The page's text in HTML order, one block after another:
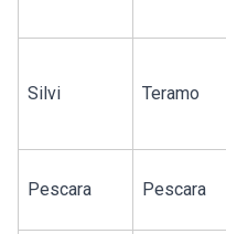
Silvi Teramo
Pescara Pescara